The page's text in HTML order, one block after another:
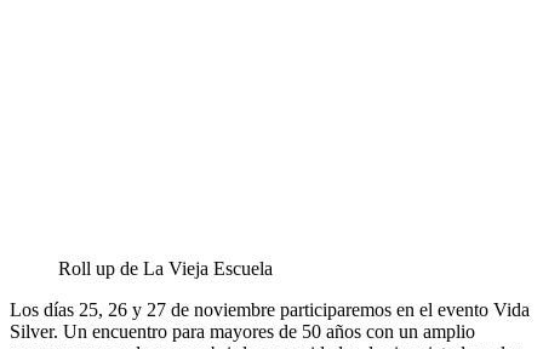
Roll up de La Vieja Escuela
Los días 25, 26 y 27 de noviembre participaremos en el evento Vida
Silver. Un encuentro para mayores de 50 años con un amplio